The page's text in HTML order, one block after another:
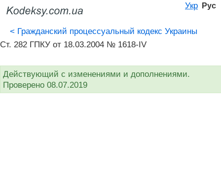
Укр Рус
< Гражданский процессуальный кодекс Украины
Ст. 282 ГПКУ от 18.03.2004 № 1618-IV
Действующий с изменениями и дополнениями.
Проверено 08.07.2019